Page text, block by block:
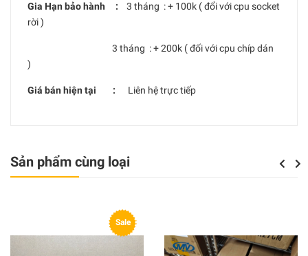
Gia Hạn bảo hành : 3 tháng : + 100k ( đổi với cpu socket
rời )
3 tháng : + 200k ( đối với cpu chíp dán
)
Giá bán hiện tại : Liên hệ trực tiếp
Sản phẩm cùng loại Previous
Sale
Next